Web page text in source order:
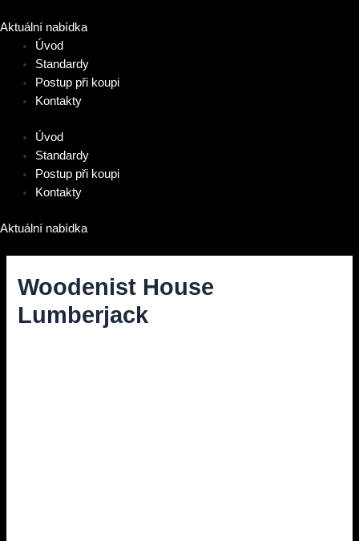
na
obsah
Aktuální nabídka
Úvod
Standardy
Postup při koupi
Kontakty
Úvod
Standardy
Postup při koupi
Kontakty
Aktuální nabídka
Woodenist House
Lumberjack